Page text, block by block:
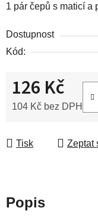
1 pár čepů s maticí a
Dostupnost
Kód:
126 Kč
104 Kč bez DPH
Tisk Zeptat
Popis